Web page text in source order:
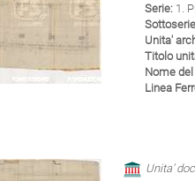
Serie:1.
Unita'
Titolo
Nome
Linea
Unita'